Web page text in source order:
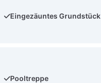
Eingezäuntes Grundstück
Pooltreppe